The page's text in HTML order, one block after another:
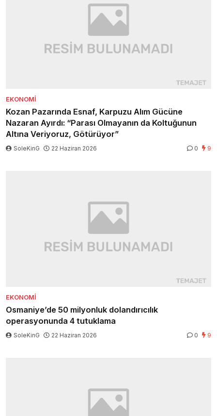
EKONOMI
Kozan Pazarında Esnaf, Karpuzu Alım Gücüne
Nazaran Ayırdı: “Parası Olmayanın da Koltuğunun
Altına Veriyoruz, Götürüyor”
SoleKinG 22 Haziran 2026 0 9
EKONOMI
Osmaniye’de 50 milyonluk dolandırıcılık
operasyonunda 4 tutuklama
SoleKinG 22 Haziran 2026 0 9